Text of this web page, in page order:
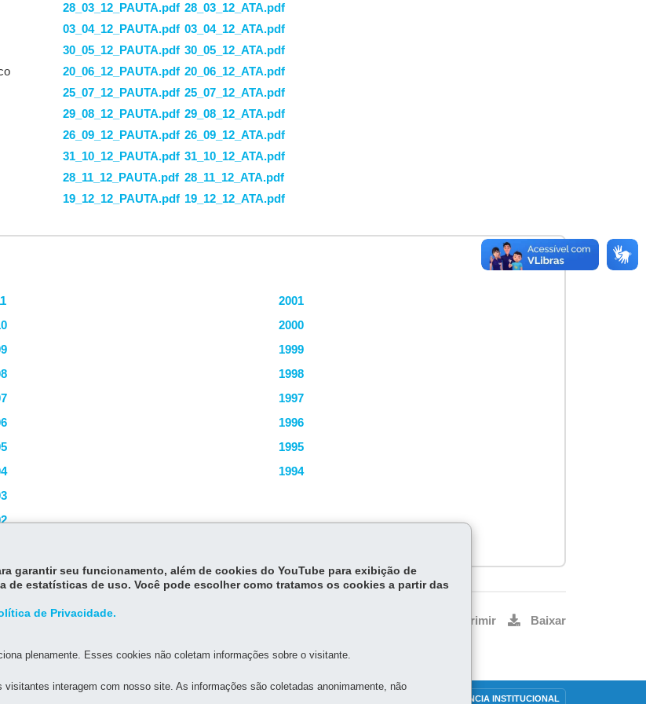
28_03_12_PAUTA.pdf 28_03_12_ATA.pdf
03_04_12_PAUTA.pdf 03_04_12_ATA.pdf
30_05_12_PAUTA.pdf 30_05_12_ATA.pdf
20_06_12_PAUTA.pdf 20_06_12_ATA.pdf
25_07_12_PAUTA.pdf 25_07_12_ATA.pdf
29_08_12_PAUTA.pdf 29_08_12_ATA.pdf
26_09_12_PAUTA.pdf 26_09_12_ATA.pdf
31_10_12_PAUTA.pdf 31_10_12_ATA.pdf
28_11_12_PAUTA.pdf 28_11_12_ATA.pdf
19_12_12_PAUTA.pdf 19_12_12_ATA.pdf
2001
2000
1999
1998
1997
1996
1995
1994
Imprimir Baixar
TRANSPARÊNCIA INSTITUCIONAL
garantir seu funcionamento, além de cookies do YouTube para exibição de
de estatísticas de uso. Você pode escolher como tratamos os cookies a partir das
de Privacidade.
plenamente. Esses cookies não coletam informações sobre o visitante.
interagem com nosso site. As informações são coletadas anonimamente, não